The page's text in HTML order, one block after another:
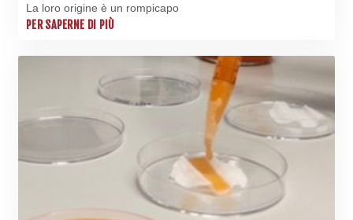
BBD 2.32254
BIF 3440.896583
BMD 1.154855
BND 1.478624
BOB 14.004993
BRL 5.916207
BSD 1.153151
BTN 109.628664
BWP 15.63742
La loro origine è un rompicapo
PER SAPERNE DI PIÙ